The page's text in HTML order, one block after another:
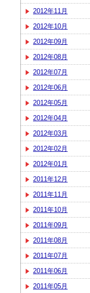
2012年11月
2012年10月
2012年09月
2012年08月
2012年07月
2012年06月
2012年05月
2012年04月
2012年03月
2012年02月
2012年01月
2011年12月
2011年11月
2011年10月
2011年09月
2011年08月
2011年07月
2011年06月
2011年05月